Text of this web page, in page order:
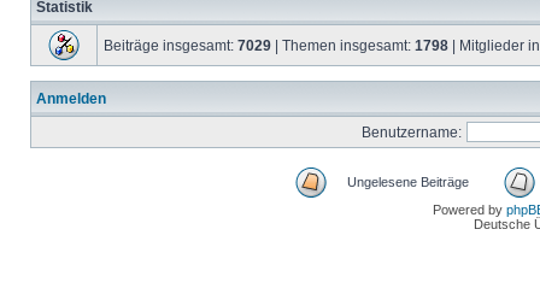
Statistik
Beiträge insgesamt: 7029 | Themen insgesamt: 1798 | Mitglieder
Anmelden
Benutzername:
Ungelesene Beiträge
Powered by
Deutsche